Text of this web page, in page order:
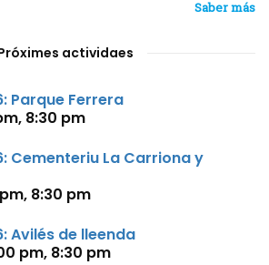
Saber más
actividaes
Parque Ferrera
, 8:30 pm
Cementeriu La Carriona y
, 8:30 pm
Avilés de lleenda
pm, 8:30 pm